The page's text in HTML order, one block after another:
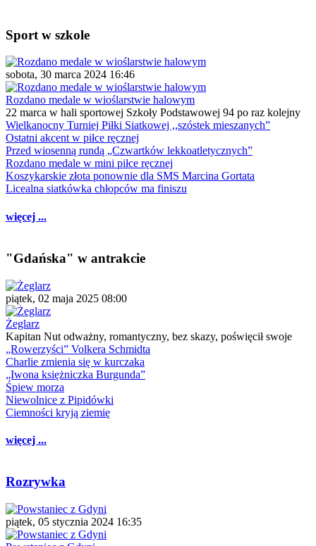
Sport w szkole
sobota, 30 marca 2024 16:46
Rozdano medale w wioślarstwie halowym
22 marca w hali sportowej Szkoły Podstawowej 94 po raz kolejny
Wielkanocny Turniej Piłki Siatkowej ,,szóstek mieszanych”
Ostatni akcent w piłce ręcznej
Przed wiosenną rundą „Czwartków lekkoatletycznych”
Rozdano medale w mini piłce ręcznej
Koszykarskie złota ponownie dla SMS Marcina Gortata
Licealna siatkówka chłopców ma finiszu
więcej ...
"Gdańska" w antrakcie
piątek, 02 maja 2025 08:00
Żeglarz
Kapitan Nut odważny, romantyczny, bez skazy, poświęcił swoje
„Rowerzyści” Volkera Schmidta
Charlie zmienia się w kurczaka
„Iwona księżniczka Burgunda”
Śpiew morza
Niewolnice z Pipidówki
Ciemności kryją ziemię
więcej ...
Rozrywka
piątek, 05 stycznia 2024 16:35